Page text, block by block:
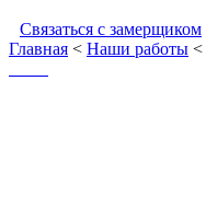
Связаться с замерщиком
Главная < Наши работы <